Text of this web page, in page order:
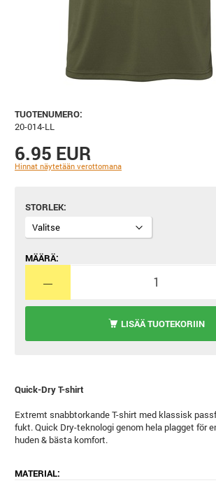
TUOTENUMERO:
20-014-LL
6.95 EUR
Hinnat näytetään verottomana
STORLEK
MÄÄRÄ:
LISÄÄ TUOTEKORIIN
Quick-Dry T-shirt
Extremt snabbtorkande T-shirt med klassisk
fukt. Quick Dry-teknologi genom hela plagget för
huden & bästa komfort.
MATERIAL: